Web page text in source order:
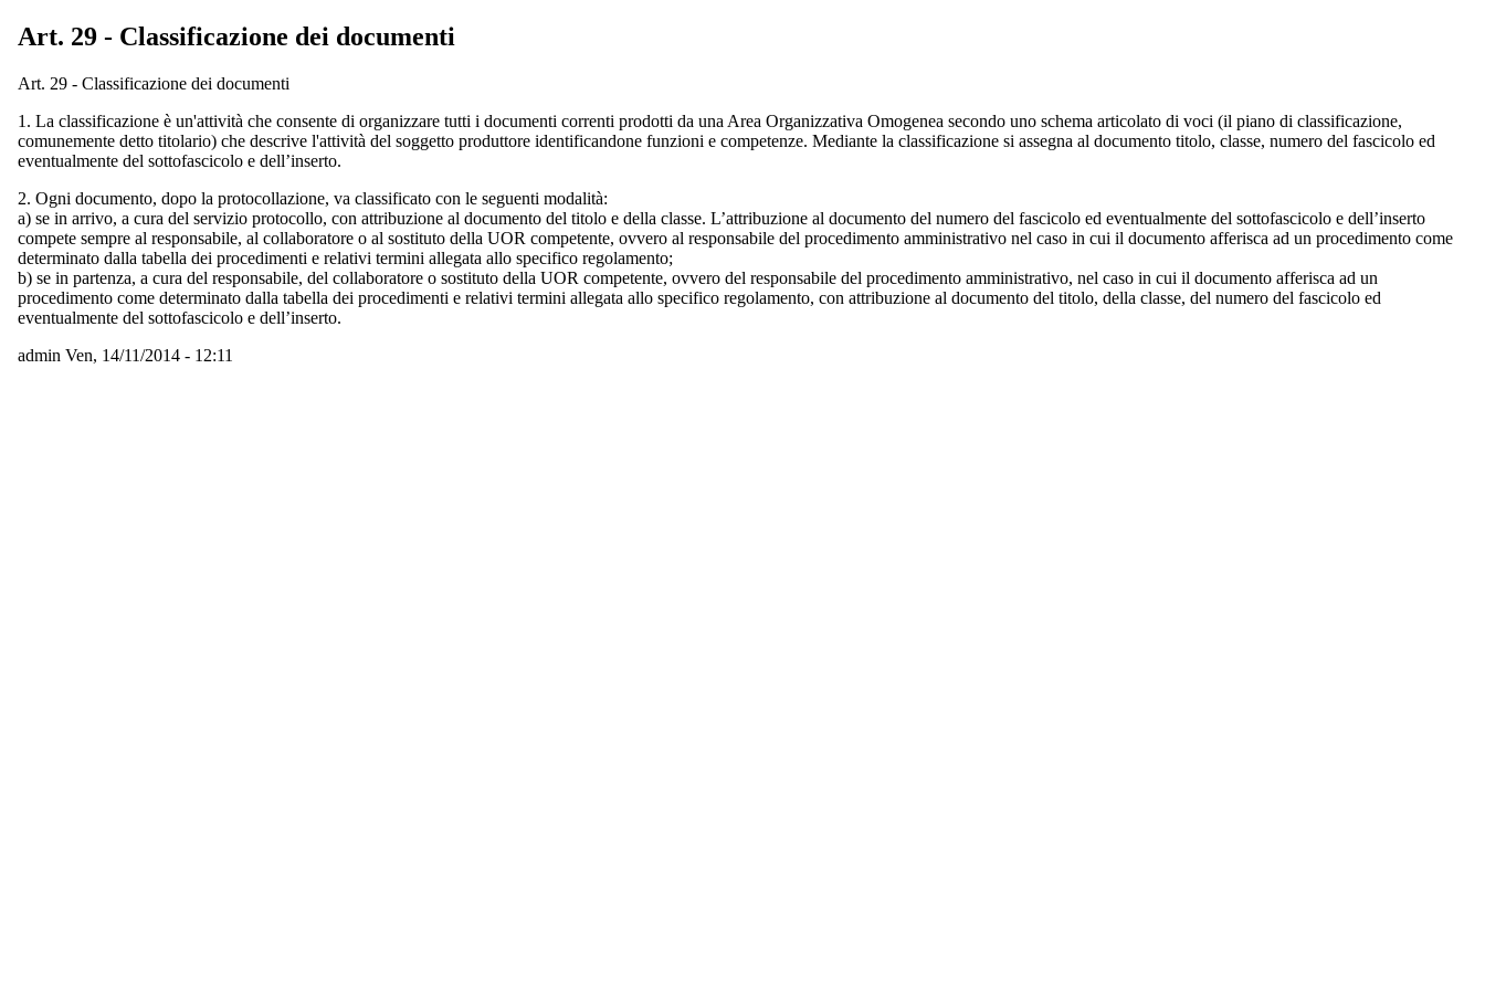
Art. 29 - Classificazione dei documenti
Art. 29 - Classificazione dei documenti
1. La classificazione è un'attività che consente di organizzare tutti i documenti correnti prodotti da una Area Organizzativa Omogenea secondo uno schema articolato di voci (il piano di classificazione,
comunemente detto titolario) che descrive l'attività del soggetto produttore identificandone funzioni e competenze. Mediante la classificazione si assegna al documento titolo, classe, numero del fascicolo ed
eventualmente del sottofascicolo e dell’inserto.
2. Ogni documento, dopo la protocollazione, va classificato con le seguenti modalità:
a) se in arrivo, a cura del servizio protocollo, con attribuzione al documento del titolo e della classe. L’attribuzione al documento del numero del fascicolo ed eventualmente del sottofascicolo e dell’inserto
compete sempre al responsabile, al collaboratore o al sostituto della UOR competente, ovvero al responsabile del procedimento amministrativo nel caso in cui il documento afferisca ad un procedimento come
determinato dalla tabella dei procedimenti e relativi termini allegata allo specifico regolamento;
b) se in partenza, a cura del responsabile, del collaboratore o sostituto della UOR competente, ovvero del responsabile del procedimento amministrativo, nel caso in cui il documento afferisca ad un
procedimento come determinato dalla tabella dei procedimenti e relativi termini allegata allo specifico regolamento, con attribuzione al documento del titolo, della classe, del numero del fascicolo ed
eventualmente del sottofascicolo e dell’inserto.
admin Ven, 14/11/2014 - 12:11